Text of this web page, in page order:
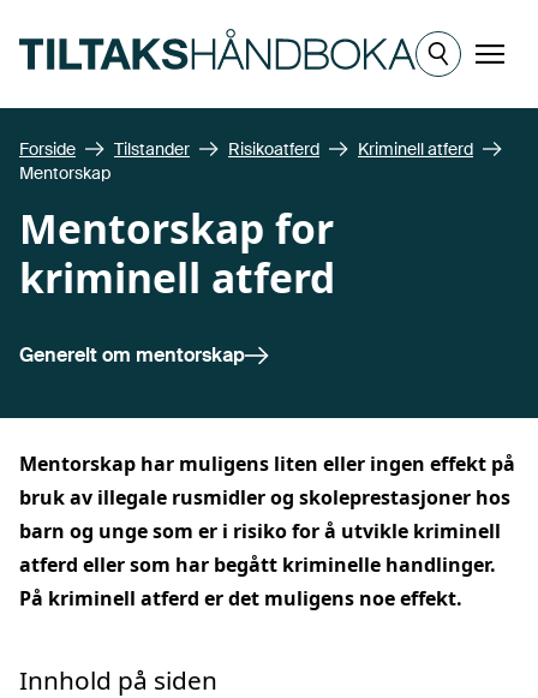
Meny
Forside Tilstander Risikoatferd
Kriminell atferd
Mentorskap
Mentorskap for
kriminell atferd
Generelt om mentorskap
Mentorskap har muligens liten eller ingen effekt på
bruk av illegale rusmidler og skoleprestasjoner hos
barn og unge som er i risiko for å utvikle kriminell
atferd eller som har begått kriminelle handlinger.
På kriminell atferd er det muligens noe effekt.
Innhold på siden